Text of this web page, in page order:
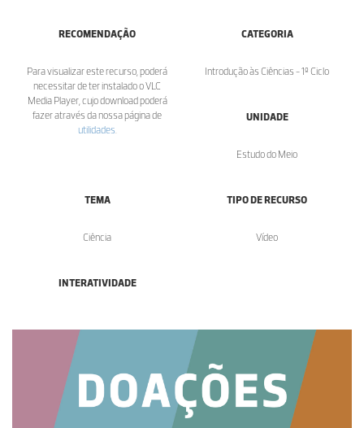
RECOMENDAÇÃO
Para visualizar este recurso, poderá
necessitar de ter instalado o VLC
Media Player, cujo download poderá
fazer através da nossa página de
utilidades
CATEGORIA
Introdução às Ciências - 1º Ciclo
UNIDADE
Estudo do Meio
TEMA
Ciência
TIPO DE RECURSO
Vídeo
INTERATIVIDADE